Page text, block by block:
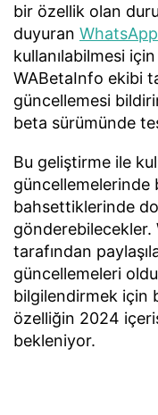
bir özellik olan
duyuran WhatsApp
kullanılabilmesi
WABetaInfo ekibi
güncellemesi
beta sürümünde
Bu geliştirme ile
güncellemelerinde
bahsettiklerinde
gönderebilecekler.
tarafından
güncellemeleri
bilgilendirmek için
özelliğin 2024
bekleniyor.